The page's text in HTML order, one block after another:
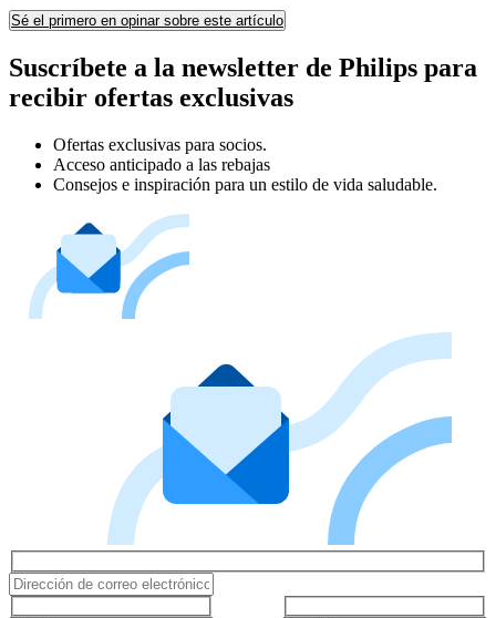
Sé el primero en opinar sobre este artículo
Suscríbete a la newsletter de Philips para
recibir ofertas exclusivas
Ofertas exclusivas para socios.
Acceso anticipado a las rebajas
Consejos e inspiración para un estilo de vida saludable.